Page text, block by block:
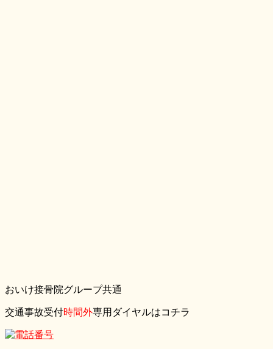
おいけ接骨院グループ共通
交通事故受付時間外専用ダイヤルはコチラ